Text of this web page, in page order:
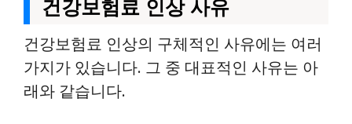
건강보험료 인상 사유
건강보험료 인상의 구체적인 사유에는 여러
가지가 있습니다. 그 중 대표적인 사유는 아
래와 같습니다.